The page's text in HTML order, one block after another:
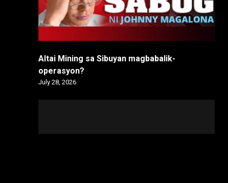
Altai Mining sa Sibuyan magbabalik-
operasyon?
July 28, 2026